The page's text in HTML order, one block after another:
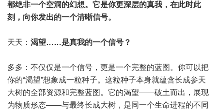
都绝非一个空洞的幻想。它是你更深层的真我，在此时此
刻，向你发出的一个清晰信号。
天天： 渴望……是真我的一个信号？
多多：不仅仅是一个信号，更是一个完整的蓝图。你可以把
你的“渴望”想象成一粒种子。这粒种子本身就蕴含长成参天
大树的全部资源和完整蓝图。它的渴望——破土而出，展现
为物质形态——与最终长成大树，是同一个生命进程的不同